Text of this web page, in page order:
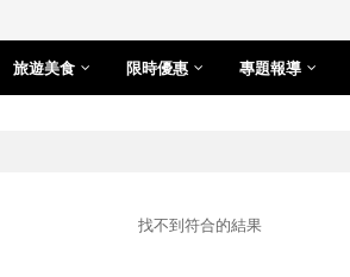
旅遊美食 限時優惠 專題報導
找不到符合的結果